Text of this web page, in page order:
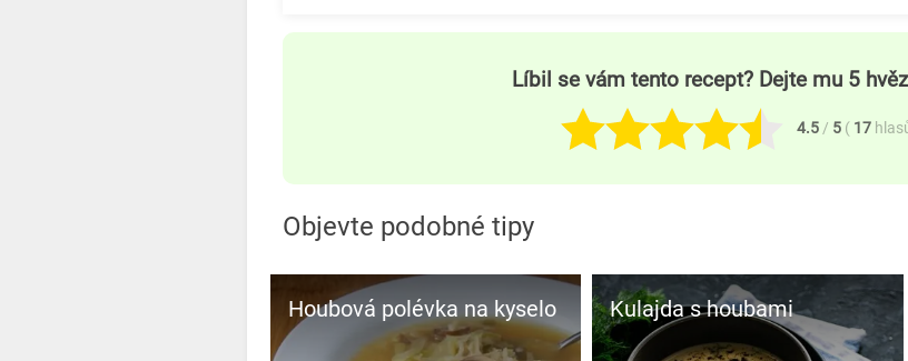
Líbil se vám tento recept? Dejte mu 5
4.5 / 5 ( 17
Objevte podobné tipy
Houbová polévka na kyselo Kulajda s houbami